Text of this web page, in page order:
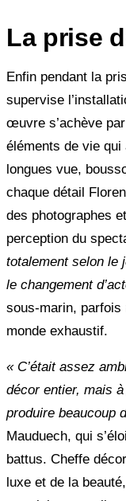
La prise
Enfin pendant la
supervise
œuvre s’achève
éléments de vie
longues vue,
chaque détail
des photographes
perception du
totalement selon le
le changement
sous-marin, parfois
monde exhaustif.
« C’était assez
décor entier, mais
produire beaucoup
Mauduech, qui
battus. Cheffe
luxe et de la